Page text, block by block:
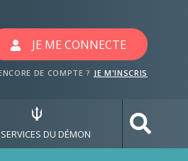
JE ME CONNECTE
DE COMPTE ? JE M'INSCRIS
DU DÉMON